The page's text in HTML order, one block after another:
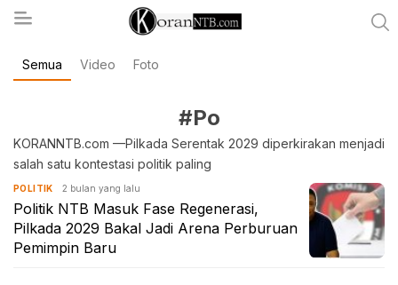
koranntb.com
Semua Video Foto
#Po
KORANNTB.com —Pilkada Serentak 2029 diperkirakan menjadi
salah satu kontestasi politik paling
POLITIK 2 bulan yang lalu
Politik NTB Masuk Fase Regenerasi,
Pilkada 2029 Bakal Jadi Arena Perburuan
Pemimpin Baru